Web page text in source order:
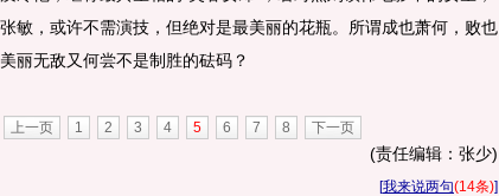
敏，或许不需演技，但绝对是最美丽的花瓶。所谓成也萧何，败也
丽无敌又何尝不是制胜的砝码？
上一页 1 2 3 4 5 6 7 8 下一页
(责任编辑：张少)
[我来说两句(14条)]